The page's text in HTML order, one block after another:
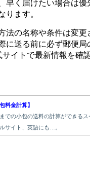
早く届けたい場合は優
ります。
法の名称や条件は変更
に送る前に必ず郵便局
イトで最新情報を確
包料金計算】
での小包の送料の計算ができるス
サイト、英語にも…。